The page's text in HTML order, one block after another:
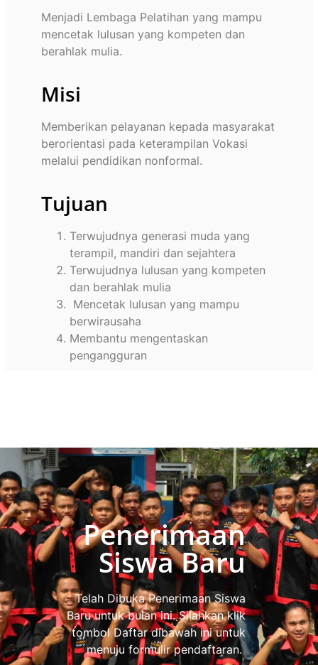
Menjadi Lembaga Pelatihan yang mampu
mencetak lulusan yang kompeten dan
berahlak mulia.
Misi
Memberikan pelayanan kepada masyarakat
berorientasi pada keterampilan Vokasi
melalui pendidikan nonformal.
Tujuan
Terwujudnya generasi muda yang
terampil, mandiri dan sejahtera
Terwujudnya lulusan yang kompeten
dan berahlak mulia
Mencetak lulusan yang mampu
berwirausaha
Membantu mengentaskan
pengangguran
Penerimaan
Siswa Baru​
Telah Dibuka Penerimaan Siswa
Baru untuk bulan ini. Silahkan klik
tombol Daftar dibawah ini untuk
menuju formulir pendaftaran.